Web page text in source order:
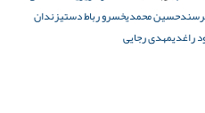
حسین محمدیخسرو رباط دستیزندان
راغدیمهدی رجایی